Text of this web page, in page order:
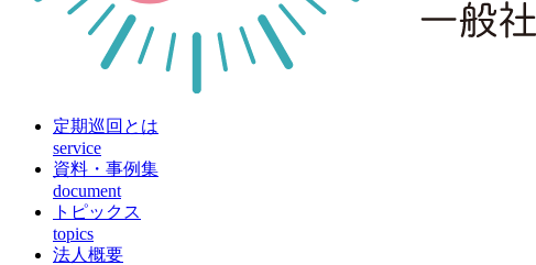
定期巡回とは
service
資料・事例集
document
トピックス
topics
法人概要